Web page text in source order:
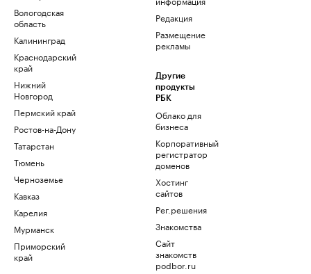
Вологодская
область
Калининград
Краснодарский
край
Нижний
Новгород
Пермский край
Ростов-на-Дону
Татарстан
Тюмень
Черноземье
Кавказ
Карелия
Мурманск
Приморский
край
Редакция
Размещение
рекламы
Другие
продукты
РБК
Облако для
бизнеса
Корпоративный
регистратор
доменов
Хостинг
сайтов
Рег.решения
Знакомства
Сайт
знакомств
podbor.ru